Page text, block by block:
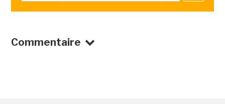
Commentaire